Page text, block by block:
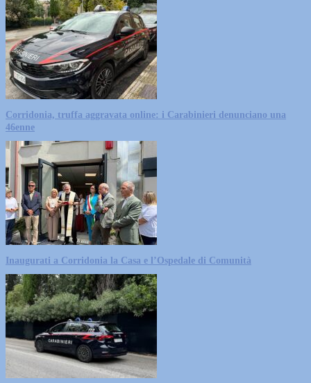
Corridonia, truffa aggravata online: i Carabinieri denunciano una
46enne
Inaugurati a Corridonia la Casa e l’Ospedale di Comunità